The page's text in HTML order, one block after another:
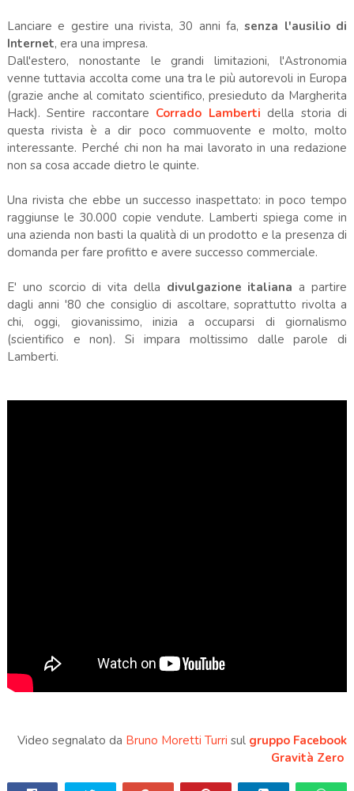
Lanciare e gestire una rivista, 30 anni fa,senza l'ausilio di
Internet, era una impresa.
Dall'estero, nonostante le grandi limitazioni, l'Astronomia
venne tuttavia accolta come una tra le più autorevoli in Europa
(grazie anche al comitato scientifico, presieduto da Margherita
Hack). Sentire raccontare Corrado Lamberti della storia di
questa rivista è a dir poco commuovente e molto, molto
interessante. Perché chi non ha mai lavorato in una redazione
non sa cosa accade dietro le quinte.
Una rivista che ebbe un successo inaspettato: in poco tempo
raggiunse le 30.000 copie vendute. Lamberti spiega come in
una azienda non basti la qualità di un prodotto e la presenza di
domanda per fare profitto e avere successo commerciale.
E' uno scorcio di vita della divulgazione italiana a partire
dagli anni '80 che consiglio di ascoltare, soprattutto rivolta a
chi, oggi, giovanissimo, inizia a occuparsi di giornalismo
(scientifico e non). Si impara moltissimo dalle parole di
Lamberti.
Video segnalato da Bruno Moretti Turri sul gruppo Facebook
Gravità Zero